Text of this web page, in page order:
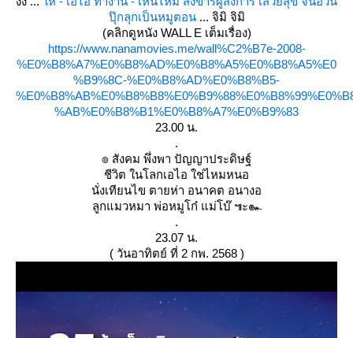
ปุ๊กลุกเป็นหมูตอน... จิมิ จิมิ
(คลิกดูหนัง WALL E เต็มเรื่อง)
https://www.nanamovies.me/wall%C2%B7e-2008-
%E0%B8%A7%E0%B8%AD%E0%B8%A5%E0%B8%A5%E0
%B9%8C-%E0%B8%AD%E0%B8%B5-
%AB%E0%B8%B1%E0%B8%A7%E0%B9%83
23.00 น.
.
๏ สังคม พึ่งพา ปัญญาประดิษฐ์
ชีวิต ในโลกเอไอ ใช่ไหมหนอ
นั่งเทียนไข ตายห่า อนาคต อนางอ
ลูกแมวหมา พ่อหมูโก๋ แม่โบ๊ ๚ะ๛
.
23.07 น.
( วันอาทิตย์ ที่ 2 กพ. 2568 )